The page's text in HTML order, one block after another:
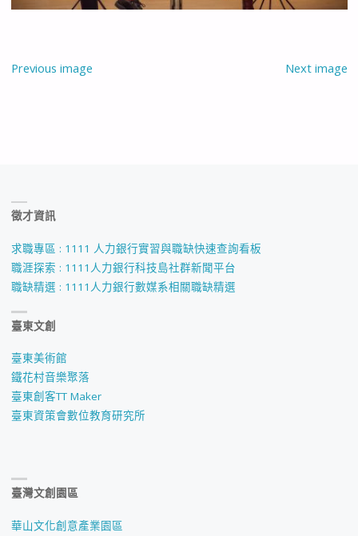
Previous image Next image
徵才資訊
求職專區 : 1111 人力銀行實習與職缺快速查詢看板
職涯探索 : 1111人力銀行科技島社群新聞平台
職缺精選 : 1111人力銀行數媒系相關職缺精選
臺東文創
臺東美術館
鐵花村音樂聚落
臺東創客TT Maker
臺東資策會數位教育研究所
臺灣文創園區
華山文化創意產業園區